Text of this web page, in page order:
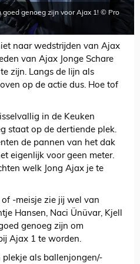
genoeg zijn voor Ajax 1! © Pro
naar wedstrijden van Ajax
van Ajax Jonge Schare
zijn. Langs de lijn als
op de actie dus. Hoe tof
in de Keuken
staat op de dertiende plek.
de pannen van het dak
eigenlijk voor geen meter.
welk Jong Ajax je te
-meisje zie jij wel van
Hansen, Naci Ünüvar, Kjell
genoeg zijn om
Ajax 1 te worden.
plekje als ballenjongen/-